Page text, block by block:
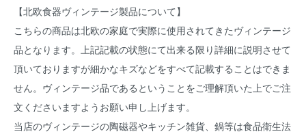
【北欧食器ヴィンテージ製品について】
こちらの商品は北欧の家庭で実際に使用されてきたヴィンテージ
品となります。上記記載の状態にて出来る限り詳細に説明させて
頂いておりますが細かなキズなどをすべて記載することはできま
せん。ヴィンテージ品であるということをご理解頂いた上でご注
文くださいますようお願い申し上げます。
当店のヴィンテージの陶磁器やキッチン雑貨、鍋等は食品衛生法